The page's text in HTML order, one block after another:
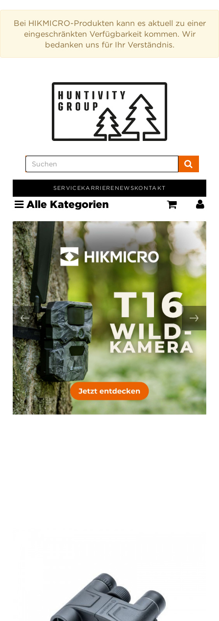
Bei HIKMICRO-Produkten kann es aktuell zu einer
eingeschränkten Verfügbarkeit kommen. Wir
bedanken uns für Ihr Verständnis.
SERVICEKARRIERE NEWSKONTAKT
Alle Kategorien